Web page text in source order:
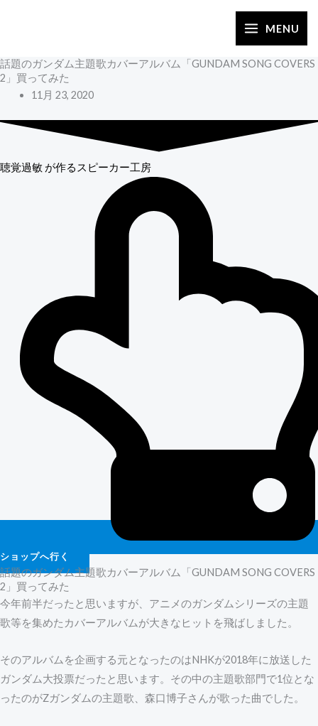
ス
キ
プ
MENU
話題のガンダム主題歌カバーアルバム「GUNDAM SONG COVERS
2」買ってみた
11月 23, 2020
聴覚過敏 が作るスピーカー工房
ショップへ行く
話題のガンダム主題歌カバーアルバム「GUNDAM SONG COVERS
2」買ってみた
今年前半だったと思いますが、アニメのガンダムシリーズの主題
歌等を集めたカバーアルバムが大きなヒットを飛ばしました。
そのアルバムを企画する元となったのはNHKが2018年に放送した
ガンダム大投票だったと思います。その中の主題歌部門で1位とな
ったのがZガンダムの主題歌、森口博子さんが歌った曲でした。